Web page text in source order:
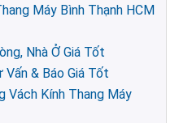
Máy Bình Thạnh HCM
Nhà Ở Giá Tốt
& Báo Giá Tốt
Vách Kính Thang Máy